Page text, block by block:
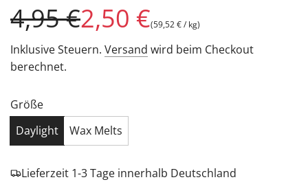
Sonderpreis
4,95 €
Regulärer
Preis
2,50 €(59,52 €/ kg)
Inklusive Steuern. Versand wird beim Checkout
berechnet.
Größe
Daylight
Wax Melts
Lieferzeit 1-3 Tage innerhalb Deutschland